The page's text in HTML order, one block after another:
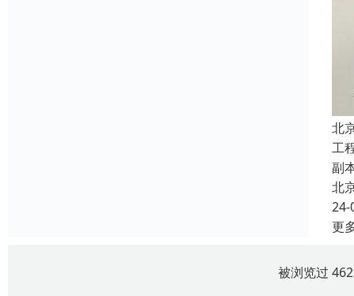
北
工
副
北
24-
更
被浏览过